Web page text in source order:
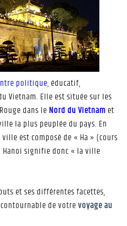
politique, éducatif,
Vietnam. Elle est située sur les
dans le Nord du Vietnam et
la plus peuplée du pays. En
est composé de « Ha » (cours
Hanoi signifie donc « la ville
et ses différentes facettes,
de votrevoyage au